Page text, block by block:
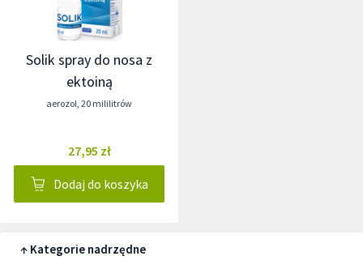
Solik spray do nosa z
ektoiną
aerozol, 20 mililitrów
27,95 zł
Dodaj do koszyka
↑ Kategorie nadrzędne